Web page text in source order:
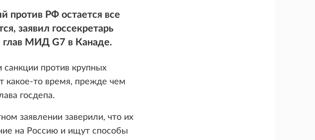
против РФ остается все
заявил госсекретарь
МИД G7 в Канаде.
против крупных
какое-то время, прежде чем
госдепа.
заявлении заверили, что их
на Россию и ищут способы